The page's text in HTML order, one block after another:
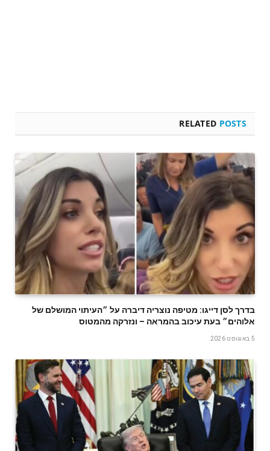
RELATED POSTS
בדרך לסן דייגו: מטיפה נוצריה דיברה על ״העיתוי המושלם של
אלוהים״ בעת עיכוב בהמראה – ונזרקה מהמטוס
5 באוגוסט 2026